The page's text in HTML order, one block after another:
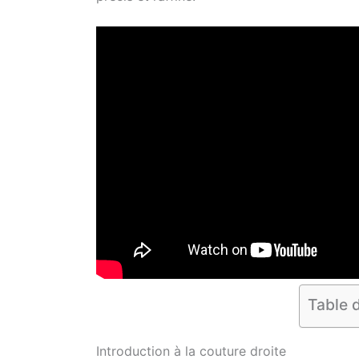
Table
Introduction à la couture droite